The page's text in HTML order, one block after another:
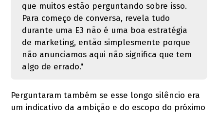
que muitos estão perguntando sobre isso.
Para começo de conversa, revela tudo
durante uma E3 não é uma boa estratégia
de marketing, então simplesmente porque
não anunciamos aqui não significa que tem
algo de errado."
Perguntaram também se esse longo silêncio era
um indicativo da ambição e do escopo do próximo